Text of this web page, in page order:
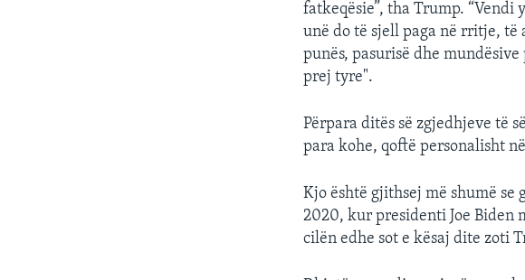
fatkeqësie”, tha Trump.
unë do të sjell paga në rritje,
punës, pasurisë dhe
prej tyre".
Përpara ditës së zgjedhjeve të
para kohe, qoftë personalisht
Kjo është gjithsej më shumë se
2020, kur presidenti Joe Biden
cilën edhe sot e kësaj dite zoti